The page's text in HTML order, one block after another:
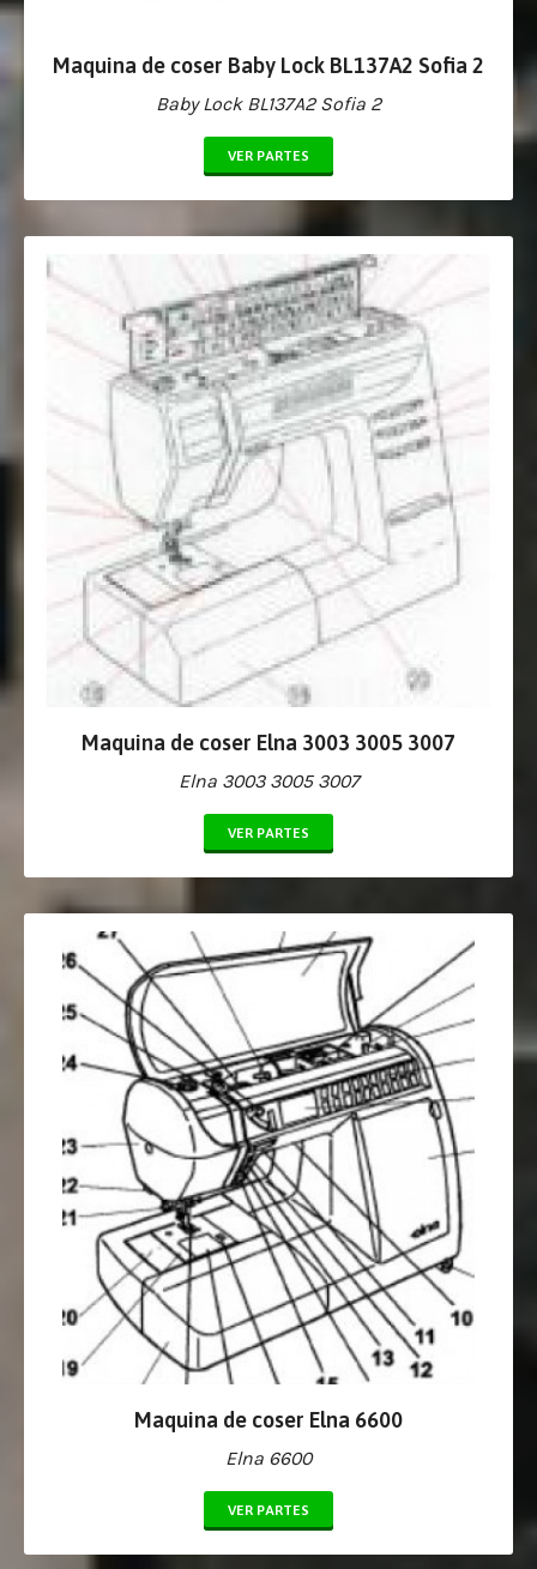
Maquina de coser Baby Lock BL137A2 Sofia 2
Baby Lock BL137A2 Sofia 2
VER PARTES
Maquina de coser Elna 3003 3005 3007
Elna 3003 3005 3007
VER PARTES
Maquina de coser Elna 6600
Elna 6600
VER PARTES